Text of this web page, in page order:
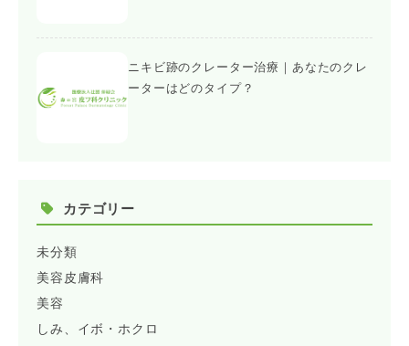
ニキビ跡のクレーター治療｜あなたのクレ
ーターはどのタイプ？
カテゴリー
未分類
美容皮膚科
美容
しみ、イボ・ホクロ